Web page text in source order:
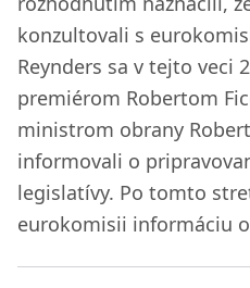
konzultovali s
Reynders sa v tejto veci
premiérom Robertom
ministrom obrany
informovali o
legislatívy. Po tomto
eurokomisii informáciu